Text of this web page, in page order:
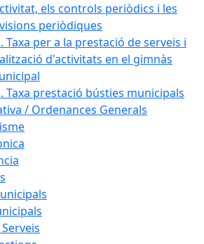
els controls periòdics i les
periòdiques
Taxa per a la prestació de serveis i
d'activitats en el gimnàs
Taxa prestació bústies municipals
/ Ordenances Generals